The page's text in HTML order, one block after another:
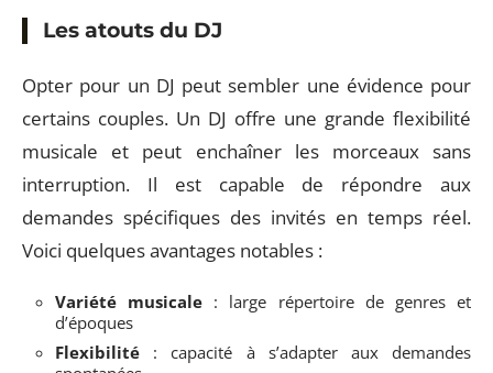
Les atouts du DJ
Opter pour un DJ peut sembler une évidence pour
certains couples. Un DJ offre une grande flexibilité
musicale et peut enchaîner les morceaux sans
interruption. Il est capable de répondre aux
demandes spécifiques des invités en temps réel.
Voici quelques avantages notables :
Variété musicale : large répertoire de genres et
d’époques
Flexibilité : capacité à s’adapter aux demandes